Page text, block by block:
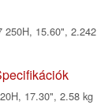
250H, 15.60", 2.242
17.30", 2.58 kg